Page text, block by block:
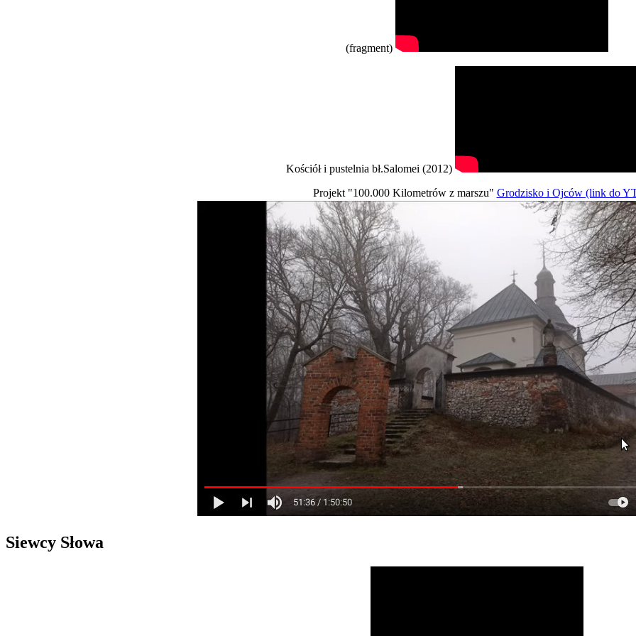
(fragment)
Kościół i pustelnia bł.Salomei (2012)
Projekt "100.000 Kilometrów z marszu" Grodzisko i Ojców (link do
Siewcy Słowa